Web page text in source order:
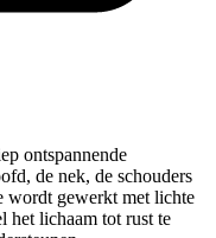
ontspannende
de nek, de schouders
wordt gewerkt met lichte
het lichaam tot rust te